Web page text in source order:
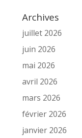
Archives
juillet 2026
juin 2026
mai 2026
avril 2026
mars 2026
février 2026
janvier 2026